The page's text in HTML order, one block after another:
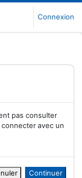
Connexion
pas consulter
avec un
Continuer